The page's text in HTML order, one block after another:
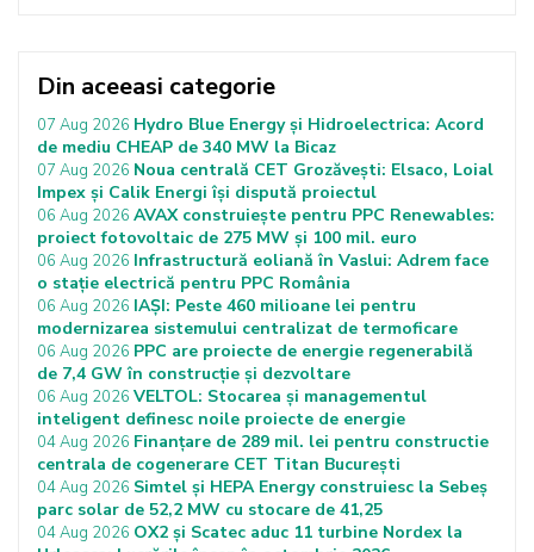
Din aceeasi categorie
07 Aug 2026 Hydro Blue Energy și Hidroelectrica: Acord
de mediu CHEAP de 340 MW la Bicaz
07 Aug 2026 Noua centrală CET Grozăvești: Elsaco, Loial
Impex și Calik Energi își dispută proiectul
06 Aug 2026 AVAX construiește pentru PPC Renewables:
proiect fotovoltaic de 275 MW și 100 mil. euro
06 Aug 2026 Infrastructură eoliană în Vaslui: Adrem face
o stație electrică pentru PPC România
06 Aug 2026 IAȘI: Peste 460 milioane lei pentru
modernizarea sistemului centralizat de termoficare
06 Aug 2026 PPC are proiecte de energie regenerabilă
de 7,4 GW în construcție și dezvoltare
06 Aug 2026 VELTOL: Stocarea și managementul
inteligent definesc noile proiecte de energie
04 Aug 2026 Finanțare de 289 mil. lei pentru constructie
centrala de cogenerare CET Titan București
04 Aug 2026 Simtel și HEPA Energy construiesc la Sebeș
parc solar de 52,2 MW cu stocare de 41,25
04 Aug 2026 OX2 și Scatec aduc 11 turbine Nordex la